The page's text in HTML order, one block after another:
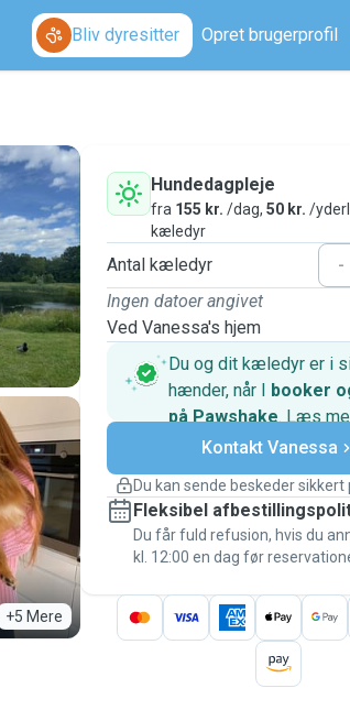
Bliv dyresitter Opret brugerprofil
+5 Mere
Hundedagpleje
fra 155 kr. /dag, 50 kr. /
kæledyr
Antal kæledyr -
Ingen datoer angivet
Ved Vanessa's hjem
Du og dit kæledyr er i
hænder, når I booker
på Pawshake. Læs
Sikre betalinger
Support, hvis
Dækkede
Hold alt på Pawshake – fra
besked til betalingen – for at
af Pawshake-
Kontakt Vanessa
Du kan sende beskeder sikkert
Fleksibel
Du får fuld refusion, hvis du
kl. 12:00 en dag før